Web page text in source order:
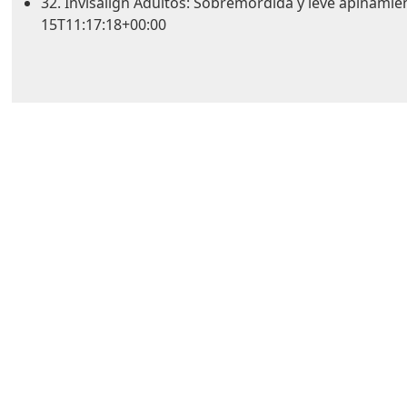
15T11:17:18+00:00